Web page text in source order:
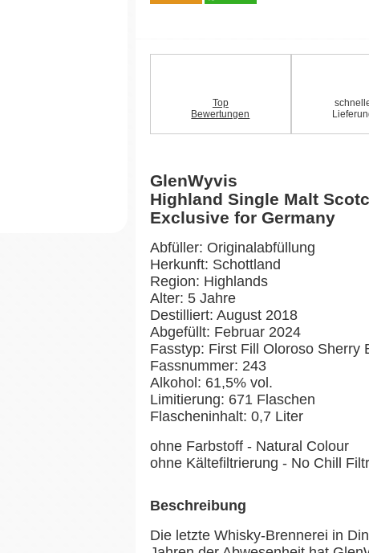
Top
Bewertungen
GlenWyvis
Highland Single Malt
Exclusive for Germany
Abfüller: Originalabfüllung
Herkunft: Schottland
Region: Highlands
Alter: 5 Jahre
Destilliert: August 2018
Abgefüllt: Februar 2024
Fasstyp: First Fill Oloroso Sherry
Fassnummer: 243
Alkohol: 61,5% vol.
Limitierung: 671 Flaschen
Flascheninhalt: 0,7 Liter
ohne Farbstoff - Natural Colour
ohne Kältefiltrierung - No Chill
Beschreibung
Die letzte Whisky-Brennerei in